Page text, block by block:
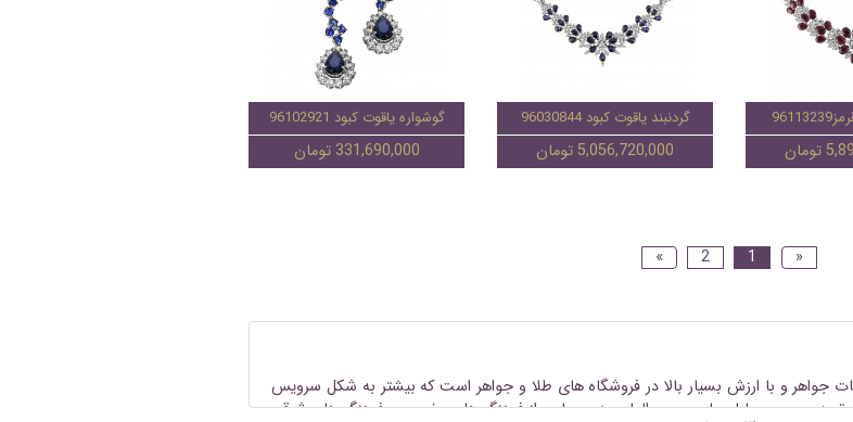
گردنبند یاقوت کبود 96030844
5,056,720,000 تومان
گوشواره یاقوت کبود 96102921
331,690,000 تومان
«
1
2
»
جواهر و با ارزش بسیار بالا در فروشگاه های طلا و جواهر است که بیشتر به شکل سرویس
تهیه سرویس برلیان یا سرویس الماس در بسیاری از فرهنگ ها و بخصوص فرهنگ های شرقی